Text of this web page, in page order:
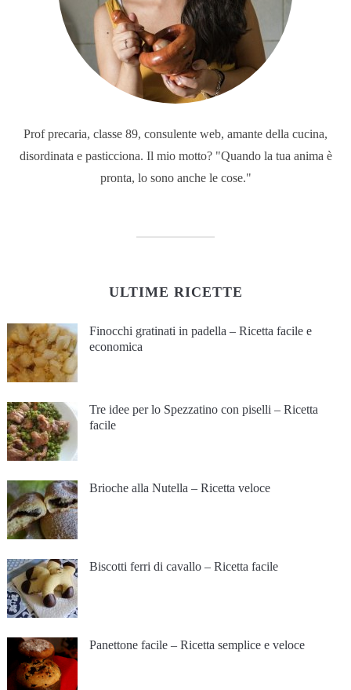
Prof precaria, classe 89, consulente web, amante della cucina,
disordinata e pasticciona. Il mio motto? "Quando la tua anima è
pronta, lo sono anche le cose."
ULTIME RICETTE
Finocchi gratinati in padella – Ricetta facile e
economica
Tre idee per lo Spezzatino con piselli – Ricetta
facile
Brioche alla Nutella – Ricetta veloce
Biscotti ferri di cavallo – Ricetta facile
Panettone facile – Ricetta semplice e veloce